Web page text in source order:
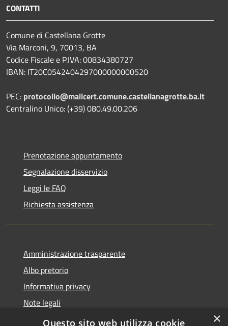
CONTATTI
Comune di Castellana Grotte
Via Marconi, 9, 70013, BA
Codice Fiscale e P.IVA: 00834380727
IBAN: IT20C0542404297000000000520
PEC: protocollo@mailcert.comune.castellanagrotte.ba.it
Centralino Unico: (+39) 080.49.00.206
Prenotazione appuntamento
Segnalazione disservizio
Leggi le FAQ
Richiesta assistenza
Amministrazione trasparente
Albo pretorio
Informativa privacy
Note legali
Dichiarazione di accessibilità
×
Questo sito web utilizza cookie